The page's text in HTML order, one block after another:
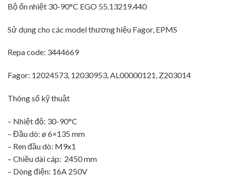
Bộ ổn nhiệt 30-90°C EGO 55.13219.440
Sử dụng cho các model thương hiệu Fagor, EPMS
Repa code: 3444669
Fagor: 12024573, 12030953, AL00000121, Z203014
Thông số kỹ thuật
– Nhiệt độ: 30-90°C
– Đầu dò: ø 6×135 mm
– Ren đầu dò: M9x1
– Chiều dài cáp: 2450 mm
– Dòng điện: 16A 250V